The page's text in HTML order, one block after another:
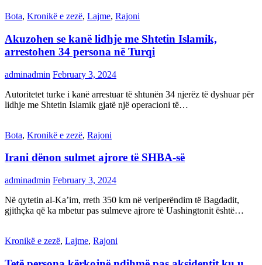
Bota, Kronikë e zezë, Lajme, Rajoni
Akuzohen se kanë lidhje me Shtetin Islamik,
arrestohen 34 persona në Turqi
adminadmin February 3, 2024
Autoritetet turke i kanë arrestuar të shtunën 34 njerëz të dyshuar për
lidhje me Shtetin Islamik gjatë një operacioni të…
Bota, Kronikë e zezë, Rajoni
Irani dënon sulmet ajrore të SHBA-së
adminadmin February 3, 2024
Në qytetin al-Ka’im, rreth 350 km në veriperëndim të Bagdadit,
gjithçka që ka mbetur pas sulmeve ajrore të Uashingtonit është…
Kronikë e zezë, Lajme, Rajoni